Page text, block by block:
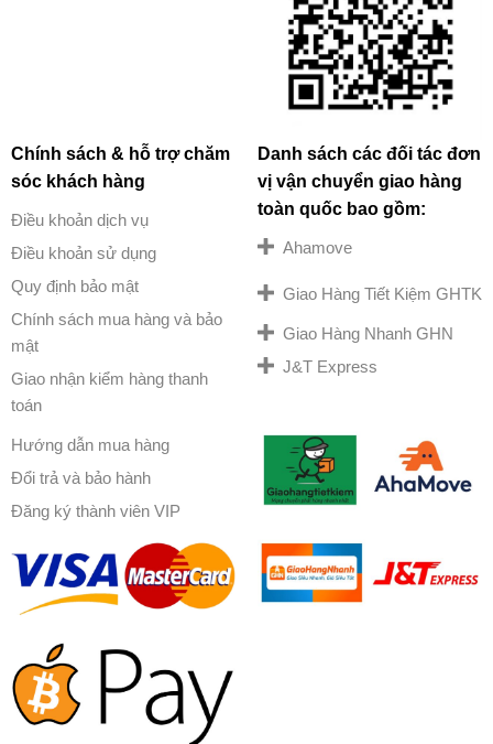
Chính sách & hỗ trợ chăm
sóc khách hàng
Điều khoản dịch vụ
Điều khoản sử dụng
Quy định bảo mật
Chính sách mua hàng và bảo
mật
Giao nhận kiểm hàng thanh
toán
Hướng dẫn mua hàng
Đổi trả và bảo hành
Đăng ký thành viên VIP
Danh sách các đối tác đơn
vị vận chuyển giao hàng
toàn quốc bao gồm:
Ahamove
Giao Hàng Tiết Kiệm GHTK
Giao Hàng Nhanh GHN
J&T Express